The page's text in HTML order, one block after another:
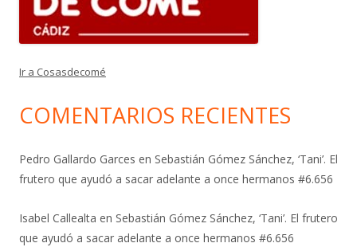
Ir a Cosasdecomé
COMENTARIOS RECIENTES
Pedro Gallardo Garces en Sebastián Gómez Sánchez, ‘Tani’. El
frutero que ayudó a sacar adelante a once hermanos #6.656
Isabel Callealta en Sebastián Gómez Sánchez, ‘Tani’. El frutero
que ayudó a sacar adelante a once hermanos #6.656